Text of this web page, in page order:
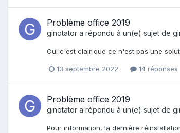
Problème office 2019
ginotator a répondu à un(e) sujet de
Oui c'est clair que ce n'est pas une
13 septembre 2022 14 réponses
Problème office 2019
ginotator a répondu à un(e) sujet de
Pour information, la dernière